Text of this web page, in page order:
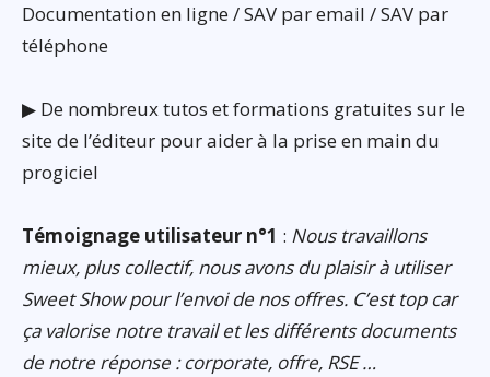
Documentation en ligne / SAV par email / SAV par
téléphone
▶ De nombreux tutos et formations gratuites sur le
site de l’éditeur pour aider à la prise en main du
progiciel
Témoignage utilisateur n°1 : Nous travaillons
mieux, plus collectif, nous avons du plaisir à utiliser
Sweet Show pour l’envoi de nos offres. C’est top car
ça valorise notre travail et les différents documents
de notre réponse : corporate, offre, RSE …